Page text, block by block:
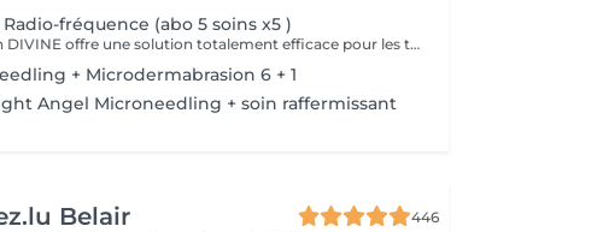
Radio-fréquence (abo 5 soins x5 )
Pollogen DIVINE offre une solution totalement efficace pour les traitements anti-âge , mais aussi pour les zones plus difficiles à traiter comme le cou, le contour des lèvres et des yeux. C'est une combinaison unique de 3 technologies médico-esthétiques (VoluDerm microneedling RF + TriFractional + Ultrason) qui permet le renouvellement du derme et de l'épiderme. Le résultat est significatif et clairement visible, la peau est d'apparence jeune. Le Pollogen DIVINE offre plus de volume, réduction des cicatrices, raffermissement de la peau et ceci sans douleur, sans hématome, sans saignement et sans temps de revalidation.
+ Microdermabrasion 6 + 1
Angel Microneedling + soin raffermissant
Belair
446